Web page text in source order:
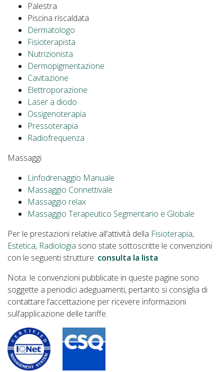
Palestra
Piscina riscaldata
Dermatologo
Fisioterapista
Nutrizionista
Dermopigmentazione
Cavitazione
Elettroporazione
Laser a diodo
Ossigenoterapia
Pressoterapia
Radiofrequenza
Massaggi
Linfodrenaggio Manuale
Massaggio Connettivale
Massaggio relax
Massaggio Terapeutico Segmentario e Globale
Per le prestazioni relative all’attività della Fisioterapia,
Estetica, Radiologia sono state sottoscritte le convenzioni
con le seguenti strutture: consulta la lista
Nota: le convenzioni pubblicate in queste pagine sono
soggette a periodici adeguamenti, pertanto si consiglia di
contattare l’accettazione per ricevere informazioni
sull’applicazione delle tariffe.